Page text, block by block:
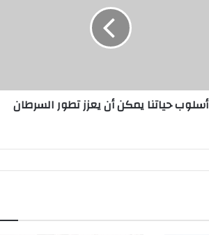
أسلوب حياتنا يمكن أن يعزز تطور السرطان